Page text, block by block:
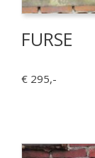
FURSE
€ 295,-